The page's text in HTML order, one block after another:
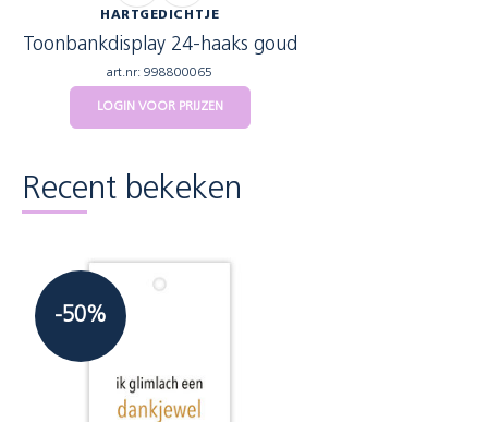
HARTGEDICHTJE
Toonbankdisplay 24-haaks goud
art.nr: 998800065
LOGIN VOOR PRIJZEN
Recent bekeken
-50%